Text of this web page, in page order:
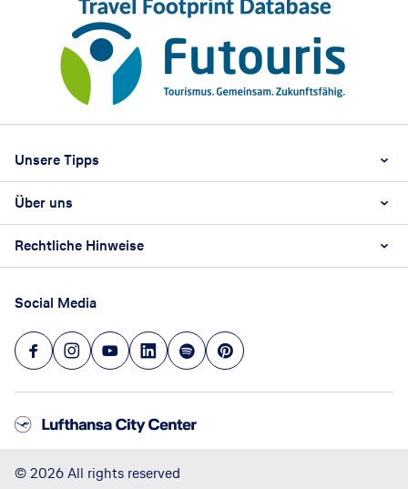
Unsere Tipps
Beste Reisezeit
Über uns
Karriere
Reisebüro Franchise-Partner werden
Unsere Unternehmenswerte
Rechtliche Hinweise
AGB
Datenschutz
Hinweisgeberschutz
Impressum
Versicherung widerrufen
Social Media
©2026All rights reserved